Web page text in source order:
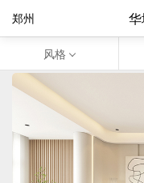
华
郑州
风格